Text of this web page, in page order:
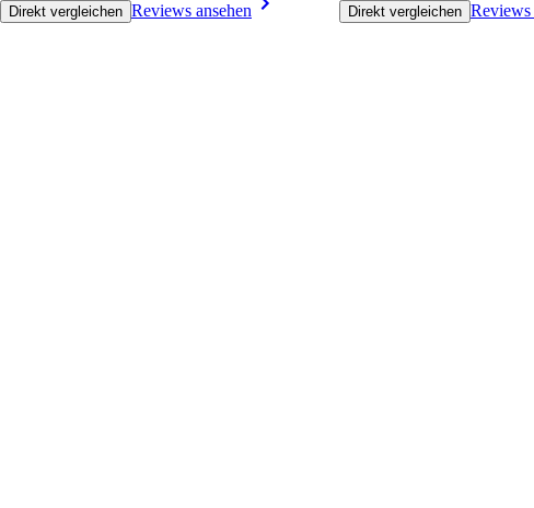
Direkt vergleichen Reviews ansehen Direkt vergleichen Reviews